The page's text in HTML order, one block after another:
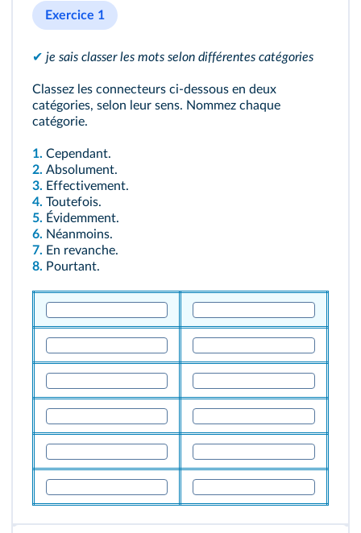
Exercice 1
✔ je sais classer les mots selon différentes catégories
Classez les connecteurs ci-dessous en deux
catégories, selon leur sens. Nommez chaque
catégorie.
1. Cependant.
2. Absolument.
3. Effectivement.
4. Toutefois.
5. Évidemment.
6. Néanmoins.
7. En revanche.
8. Pourtant.